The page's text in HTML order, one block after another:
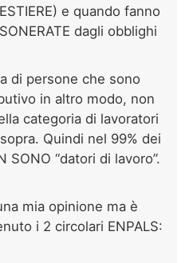
e quando fanno
dagli obblighi
di persone che sono
in altro modo, non
categoria di lavoratori
Quindi nel 99% dei
SONO “datori di lavoro”.
mia opinione ma è
i 2 circolari ENPALS: